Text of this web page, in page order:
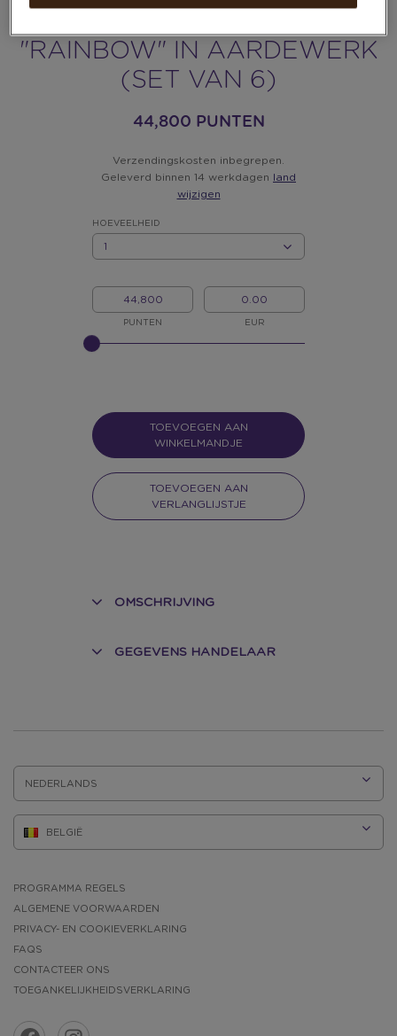
"RAINBOW" IN AARDEWERK
(SET VAN 6)
44,800 PUNTEN
Verzendingskosten inbegrepen.
Geleverd binnen 14 werkdagen land
wijzigen
HOEVEELHEID
MIJN
PUNTEN
PUNTEN
MIJN
EUR
GELIEVE
INPUT
TOEVOEGEN AAN
WINKELMANDJE
TOEVOEGEN AAN
VERLANGLIJSTJE
OMSCHRIJVING
GEGEVENS HANDELAAR
TAAL:
PROGRAMMA REGELS
ALGEMENE VOORWAARDEN
PRIVACY- EN COOKIEVERKLARING
FAQS
CONTACTEER ONS
TOEGANKELIJKHEIDSVERKLARING